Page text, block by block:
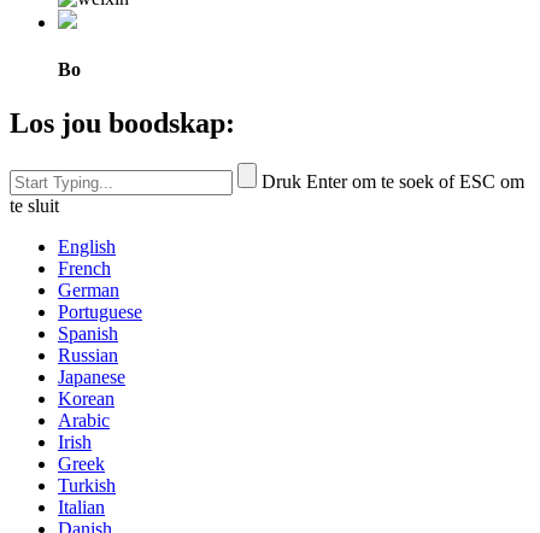
Bo
Los jou boodskap:
Druk Enter om te soek of ESC om
te sluit
English
French
German
Portuguese
Spanish
Russian
Japanese
Korean
Arabic
Irish
Greek
Turkish
Italian